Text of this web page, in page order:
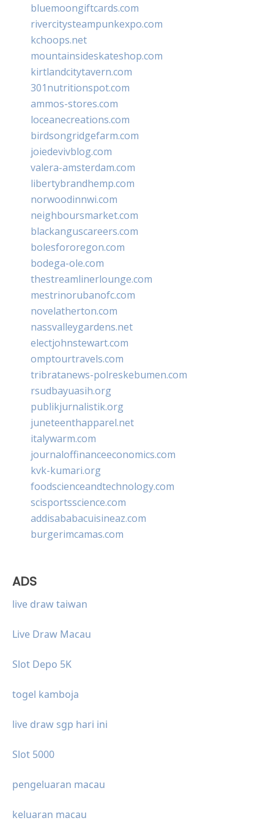
bluemoongiftcards.com
rivercitysteampunkexpo.com
kchoops.net
mountainsideskateshop.com
kirtlandcitytavern.com
301nutritionspot.com
ammos-stores.com
loceanecreations.com
birdsongridgefarm.com
joiedevivblog.com
valera-amsterdam.com
libertybrandhemp.com
norwoodinnwi.com
neighboursmarket.com
blackanguscareers.com
bolesfororegon.com
bodega-ole.com
thestreamlinerlounge.com
mestrinorubanofc.com
novelatherton.com
nassvalleygardens.net
electjohnstewart.com
omptourtravels.com
tribratanews-polreskebumen.com
rsudbayuasih.org
publikjurnalistik.org
juneteenthapparel.net
italywarm.com
journaloffinanceeconomics.com
kvk-kumari.org
foodscienceandtechnology.com
scisportsscience.com
addisababacuisineaz.com
burgerimcamas.com
ADS
live draw taiwan
Live Draw Macau
Slot Depo 5K
togel kamboja
live draw sgp hari ini
Slot 5000
pengeluaran macau
keluaran macau